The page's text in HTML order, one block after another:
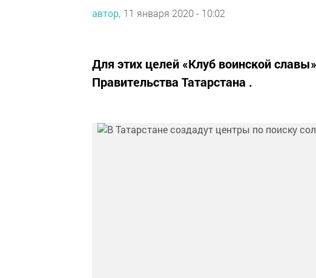
автор, 11 января 2020 - 10:02
Для этих целей «Клуб воинской
Правительства Татарстана .